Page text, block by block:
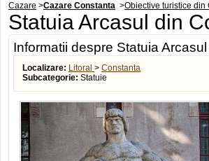
Cazare >Cazare Constanta >Obiective turistice din
Statuia Arcasul din
Informatii despre Statuia
Localizare: Litoral > Constanta
Subcategorie: Statuie